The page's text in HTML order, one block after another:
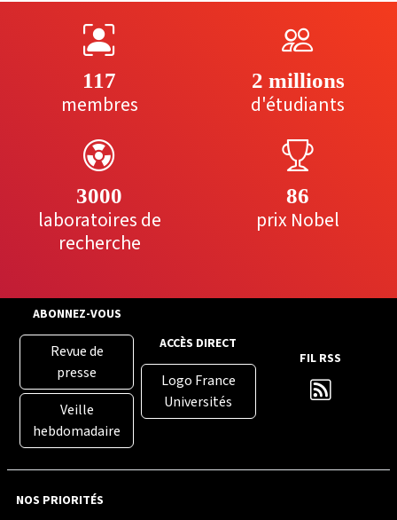
117
membres
2 millions
d'étudiants
3000
laboratoires de
recherche
86
prix Nobel
ABONNEZ-VOUS
Revue de
presse
Veille
hebdomadaire
ACCÈS DIRECT
Logo France
Universités
FIL RSS
NOS PRIORITÉS